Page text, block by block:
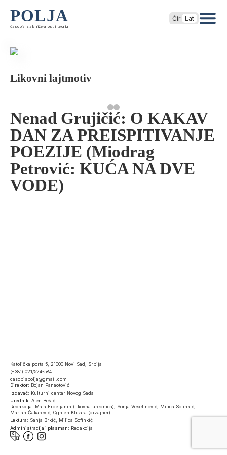
POLJA
časopis za književnost i teoriju
Ćir Lat
Likovni lajtmotiv
Nenad Grujičić: O KAKAV
DAN ZA PREISPITIVANJE
POEZIJE (Miodrag
Petrović: KUĆA NA DVE
VODE)
Katolička porta 5, 21000 Novi Sad, Srbija
(+381) 021/524-584
casopispolja@gmail.com
Direktor: Bojan Panaotović
Izdavač: Kulturni centar Novog Sada
Urednik: Alen Bešić
Redakcija: Maja Erdeljanin (likovna urednica), Sonja Veselinović, Milica Sofinkić,
Marjan Čakarević, Ognjen Klisara (dizajner)
Lektura: Sanja Brkić, Milica Sofinkić
Administracija i plasman: Redakcija